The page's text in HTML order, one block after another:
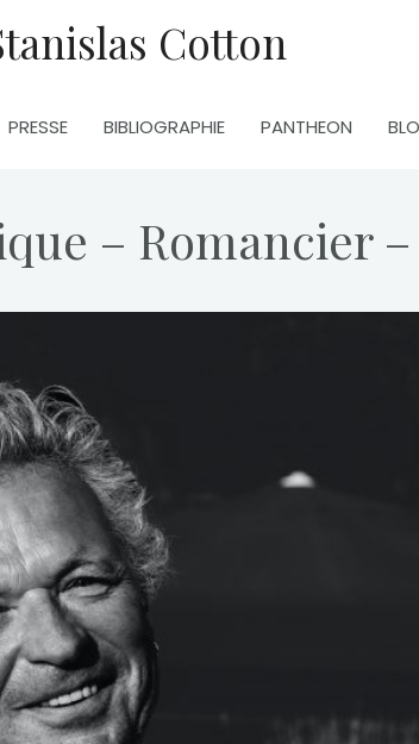
Cotton
PRESSE BIBLIOGRAPHIE PANTHEON
– Romancier